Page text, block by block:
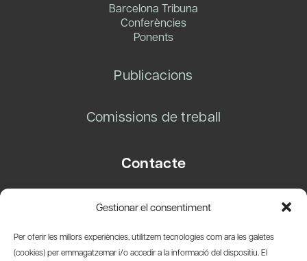
Gestionar el consentiment
Per oferir les millors experiències, utilitzem tecnologies com ara les galetes
(cookies) per emmagatzemar i/o accedir a la informació del dispositiu. El
Barcelona Tribuna
Conferències
Ponents
Publicacions
Comissions de treball
Contacte
08003 Barcelona
info@amicsdelpais.com